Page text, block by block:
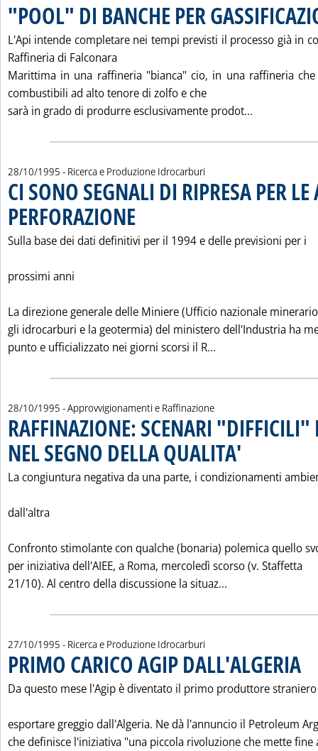
"POOL" DI BANCHE PER
L'Api intende completare nei tempi previsti il processo già in
Raffineria di Falconara
Marittima in una raffineria "bianca" cio‚ in una raffineria
combustibili ad alto tenore di zolfo e che
sarà in grado di produrre esclusivamente prodot...
28/10/1995 - Ricerca e Produzione Idrocarburi
CI SONO SEGNALI DI RIPRESA PER
PERFORAZIONE
Sulla base dei dati definitivi per il 1994 e delle previsioni per i
prossimi anni
La direzione generale delle Miniere (Ufficio nazionale
gli idrocarburi e la geotermia) del ministero dell'Industria ha
punto e ufficializzato nei giorni scorsi il R...
28/10/1995 - Approvvigionamenti e Raffinazione
RAFFINAZIONE: SCENARI "DIFFICILI"
NEL SEGNO DELLA QUALITA'
La congiuntura negativa da una parte, i condizionamenti
dall'altra
Confronto stimolante con qualche (bonaria) polemica quello
per iniziativa dell'AIEE, a Roma, mercoledì scorso (v. Staffetta
21/10). Al centro della discussione la situaz...
27/10/1995 - Ricerca e Produzione Idrocarburi
PRIMO CARICO AGIP DALL'ALGERIA
Da questo mese l'Agip è diventato il primo produttore
esportare greggio dall'Algeria. Ne dà l'annuncio il Petroleum
che definisce l'iniziativa "una piccola rivoluzione che mette fine